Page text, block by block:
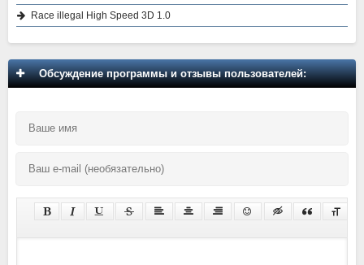
Race illegal High Speed 3D 1.0
Обсуждение программы и отзывы пользователей: